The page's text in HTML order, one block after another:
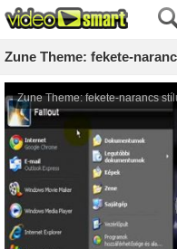
Zune Theme: fekete-